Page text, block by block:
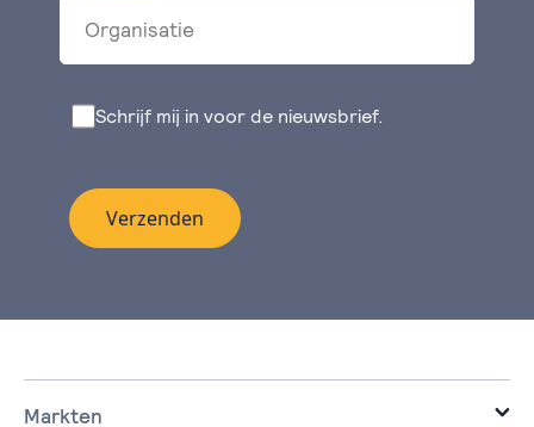
Schrijf mij in voor de nieuwsbrief.
Verzenden
Markten